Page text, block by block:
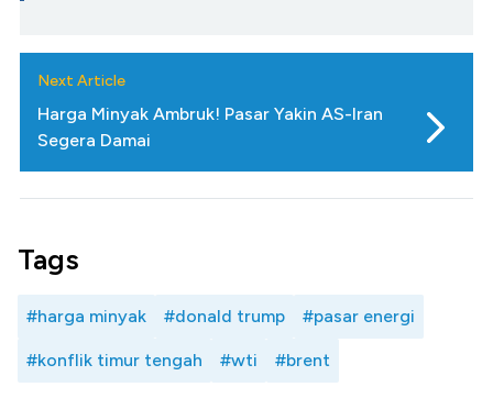
Next Article
Harga Minyak Ambruk! Pasar Yakin AS-Iran
Segera Damai
Tags
#harga minyak #donald trump #pasar energi
#konflik timur tengah #wti #brent